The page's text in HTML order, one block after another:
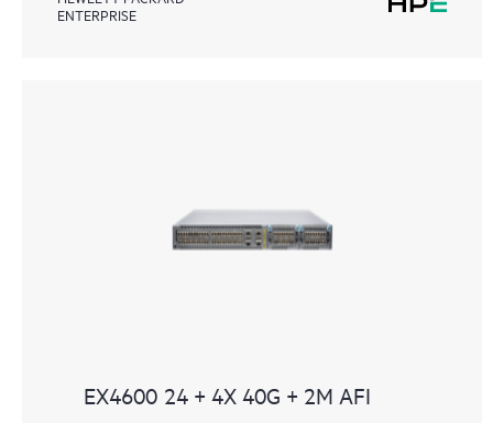
ENTERPRISE
EX4600 24 + 4X 40G + 2M AFI